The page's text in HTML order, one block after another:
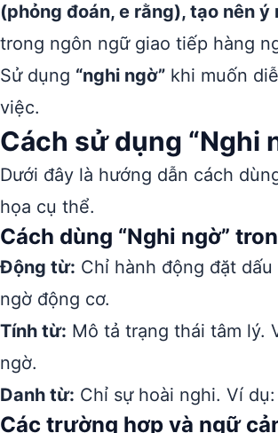
(phỏng đoán, e rằng), tạo nên
trong ngôn ngữ giao tiếp hàng
Sử dụng “nghi ngờ” khi muốn
việc.
Cách sử dụng “Nghi
Dưới đây là hướng dẫn cách
họa cụ thể.
Cách dùng “Nghi ngờ”
Động từ: Chỉ hành động đặt
ngờ động cơ.
Tính từ: Mô tả trạng thái tâm lý.
ngờ.
Danh từ: Chỉ sự hoài nghi. Ví
Các trường hợp và ngữ